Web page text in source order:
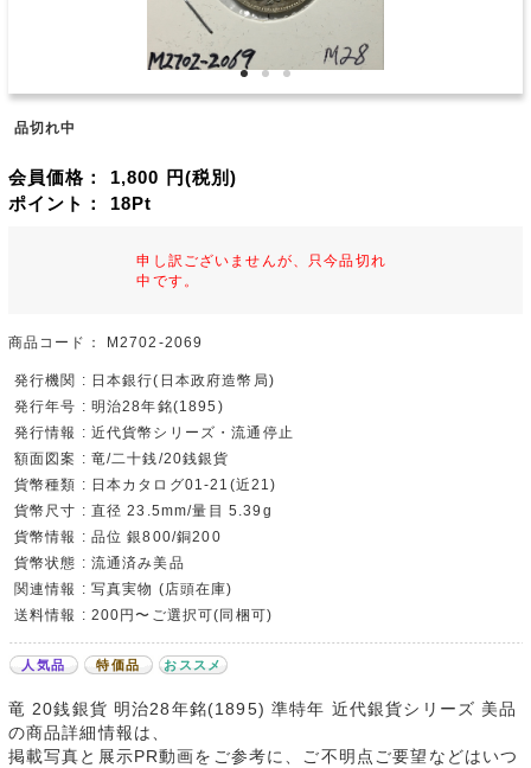
品切れ中
会員価格： 1,800 円(税別)
ポイント： 18Pt
申し訳ございませんが、只今品切れ
中です。
商品コード： M2702-2069
発行機関 : 日本銀行(日本政府造幣局)
発行年号 : 明治28年銘(1895)
発行情報 : 近代貨幣シリーズ・流通停止
額面図案 : 竜/二十銭/20銭銀貨
貨幣種類 : 日本カタログ01-21(近21)
貨幣尺寸 : 直径 23.5mm/量目 5.39g
貨幣情報 : 品位 銀800/銅200
貨幣状態 : 流通済み美品
関連情報 : 写真実物 (店頭在庫)
送料情報 : 200円〜ご選択可(同梱可)
人気品 特価品 おススメ
竜 20銭銀貨 明治28年銘(1895) 準特年 近代銀貨シリーズ 美品
の商品詳細情報は、
掲載写真と展示PR動画をご参考に、ご不明点ご要望などはいつ